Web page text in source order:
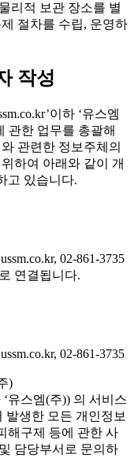
리적 보관 장소를 별
절차를 수립, 운영하
작성
이하 ‘유스엠
관한 업무를 총괄해
관련한 정보주체의
하여 아래와 같이 개
고 있습니다.
02-861-3735
연결됩니다.
02-861-3735
)
‘유스엠(주)) 의 서비스
발생한 모든 개인정보
해구제 등에 관한 사
담당부서로 문의하